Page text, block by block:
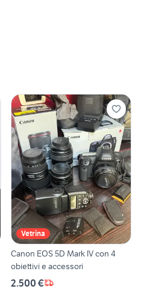
Vetrina
Canon EOS 5D Mark IV con 4
obiettivi e accessori
2.500 €